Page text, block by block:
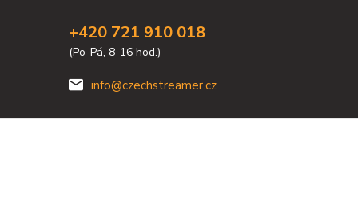
+420 721 910 018
(Po-Pá, 8-16 hod.)
info@czechstreamer.cz